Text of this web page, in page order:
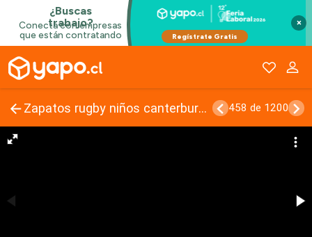
×
Zapatos rugby niños canterbury phoenix 2.0 sg 458 de 1200